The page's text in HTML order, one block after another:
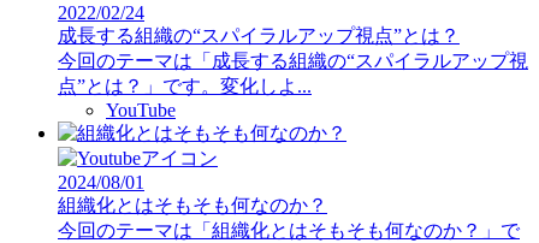
2022/02/24
成長する組織の“スパイラルアップ視点”とは？
今回のテーマは「成長する組織の“スパイラルアップ視
点”とは？」です。変化しよ...
YouTube
2024/08/01
組織化とはそもそも何なのか？
今回のテーマは「組織化とはそもそも何なのか？」で